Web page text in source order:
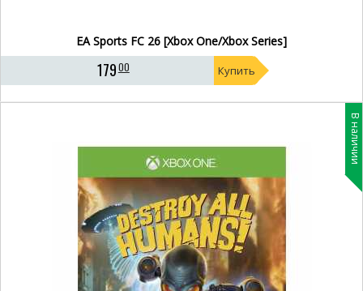
EA Sports FC 26 [Xbox One/Xbox Series]
17900 Купить
В наличии